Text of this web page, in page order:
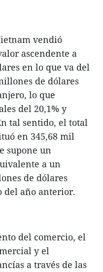
vendió
ascendente a
en lo que va del
de dólares
lo que
del 20,1% y
tal sentido, el total
en 345,68 mil
supone un
a un
de dólares
del año anterior.
del comercio, el
y el
a través de las